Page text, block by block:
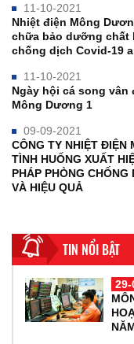
11-10-2021
Nhiệt điện Mông
chữa bảo dưỡng
chống dịch Covid-19
11-10-2021
Ngày hội cá song vân
Mông Dương 1
09-09-2021
CÔNG TY NHIỆT ĐIỆN
TÌNH HUỐNG XUẤT
PHÁP PHÒNG
VÀ HIỆU QUẢ
TIN NỔI BẬT
29-